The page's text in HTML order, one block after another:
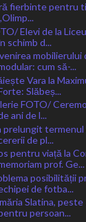
fierbinte pentru
Elevi de la
schimb d...
mobilierului
cum să-...
Vara la
Slăbeș...
FOTO/
ani de l...
prelungit termenul
de pl...
pentru viață la
prof. Ge...
posibilității
de fotba...
Slatina, peste
persoan...